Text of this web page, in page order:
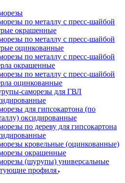
по металлу с пресс-шайбой
окрашенные
по металлу с пресс-шайбой
оцинкованные
по металлу с пресс-шайбой
окрашенные
по металлу с пресс-шайбой
оцинкованные
саморезы для ГВЛ
для гипсокартона (по
оксидированные
по дереву для гипсокартона
кровельные (оцинкованные)
окрашенные
(шурупы) универсальные
профиля